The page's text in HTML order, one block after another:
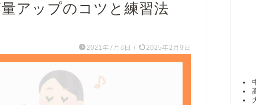
アップのコツと練習法
2021年7月8日 / 2025年2月9日